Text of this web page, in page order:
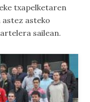
txapelketaren
asteko
sailean.